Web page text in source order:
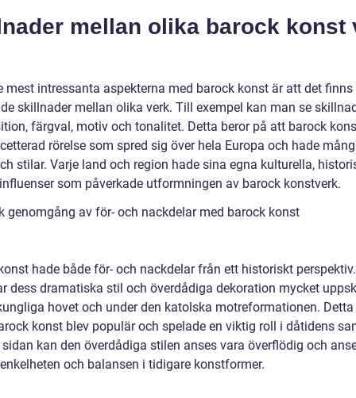
mellan olika barock konst
mest intressanta aspekterna med barock konst är att det finns
skillnader mellan olika verk. Till exempel kan man se
färgval, motiv och tonalitet. Detta beror på att barock
rörelse som spred sig över hela Europa och hade
stilar. Varje land och region hade sina egna kulturella,
som påverkade utformningen av barock konstverk.
genomgång av för- och nackdelar med barock konst
hade både för- och nackdelar från ett historiskt
dess dramatiska stil och överdådiga dekoration mycket
hovet och under den katolska motreformationen. Detta
konst blev populär och spelade en viktig roll i dåtidens
kan den överdådiga stilen anses vara överflödig och
och balansen i tidigare konstformer.